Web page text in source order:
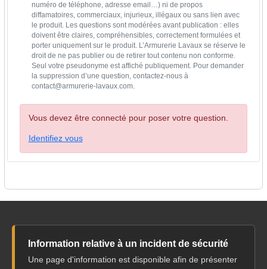
numéro de téléphone, adresse email…) ni de propos
diffamatoires, commerciaux, injurieux, illégaux ou sans lien avec
le produit. Les questions sont modérées avant publication : elles
doivent être claires, compréhensibles, correctement formulées et
porter uniquement sur le produit. L’Armurerie Lavaux se réserve le
droit de ne pas publier ou de retirer tout contenu non conforme.
Seul votre pseudonyme est affiché publiquement. Pour demander
la suppression d’une question, contactez-nous à
contact@armurerie-lavaux.com.
Vous devez être connecté pour poser votre question.
Identifiez vous
Information relative à un incident de sécurité
Une page d'information est disponible afin de présenter